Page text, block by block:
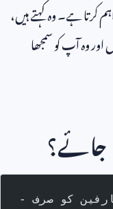
کرتا ہے۔ وہ کہتے ہیں،
وہ آپ کو سمجھا
جائے؟